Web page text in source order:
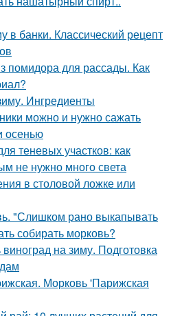
в банки. Классический рецепт
помидора для рассады. Как
Ингредиенты
можно и нужно сажать
осенью
теневых участков: как
не нужно много света
в столовой ложке или
"Слишком рано выкапывать
собирать морковь?
на зиму. Подготовка
Морковь 'Парижская